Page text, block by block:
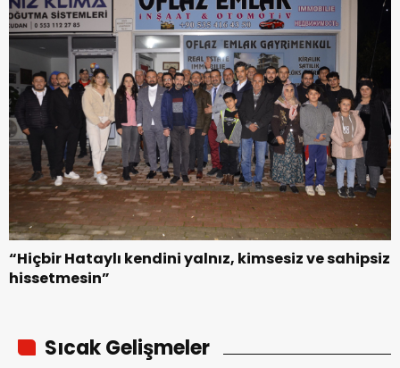
“Hiçbir Hataylı kendini yalnız, kimsesiz ve sahipsiz
hissetmesin”
Sıcak Gelişmeler